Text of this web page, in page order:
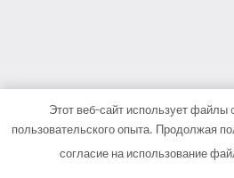
Этот веб-сайт использует
пользовательского опыта. Продолжая
согласие на использование